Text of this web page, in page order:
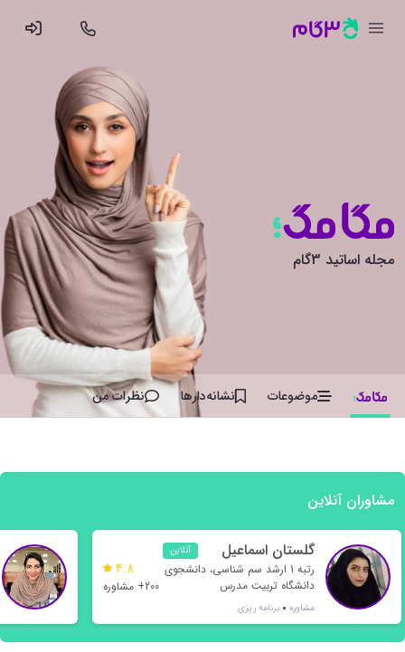
مجله اساتید 3گام
موضوعات نشانه‌دار‌ها نظرات من
مشاوران آنلاین
گلستان اسماعیل
نژاد
آنلاین
رتبه 1 ارشد سم شناسی، دانشجوی
دانشگاه تربیت مدرس
مشاوره برنامه ریزی
4.8
200+ مشاوره